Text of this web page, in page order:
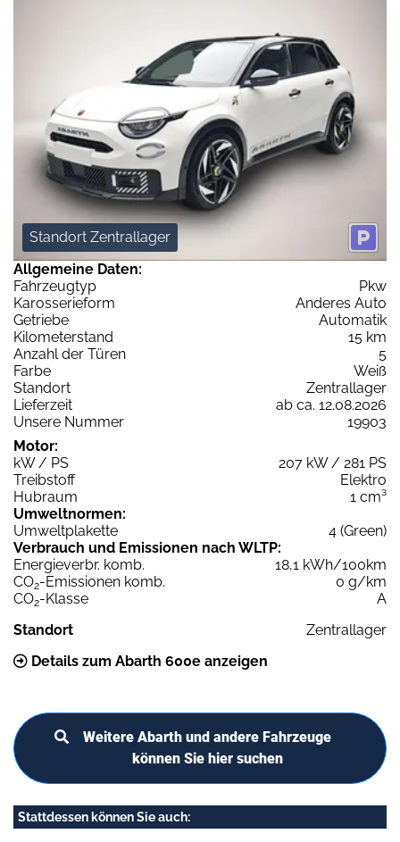
Standort Zentrallager
Allgemeine Daten:
Fahrzeugtyp
Pkw
Karosserieform
Anderes Auto
Getriebe
Automatik
Kilometerstand
15 km
Anzahl der Türen
5
Farbe
Weiß
Standort
Zentrallager
Lieferzeit
ab ca. 12.08.2026
Unsere Nummer
19903
Motor:
kW / PS
207 kW / 281 PS
Treibstoff
Elektro
Hubraum
1 cm³
Umweltnormen:
Umweltplakette
4 (Green)
Verbrauch und Emissionen nach WLTP:
Energieverbr. komb.
18,1 kWh/100km
CO2-Emissionen komb.
0 g/km
CO2-Klasse
A
Standort
Zentrallager
Details zum Abarth 600e anzeigen
Weitere Abarth und andere Fahrzeuge
können Sie hier suchen
Stattdessen können Sie auch: